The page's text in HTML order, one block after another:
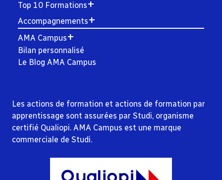
Top 10 Formations
Accompagnements
AMA Campus
Bilan personnalisé
Le Blog AMA Campus
Les actions de formation et actions de formation par
apprentissage sont assurées par Studi, organisme
certifié Qualiopi. AMA Campus est une marque
commerciale de Studi.